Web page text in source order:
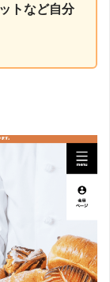
トなど自分